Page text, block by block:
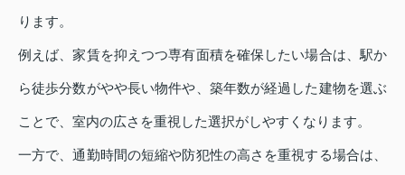
ります。
例えば、家賃を抑えつつ専有面積を確保したい場合は、駅か
ら徒歩分数がやや長い物件や、築年数が経過した建物を選ぶ
ことで、室内の広さを重視した選択がしやすくなります。
一方で、通勤時間の短縮や防犯性の高さを重視する場合は、